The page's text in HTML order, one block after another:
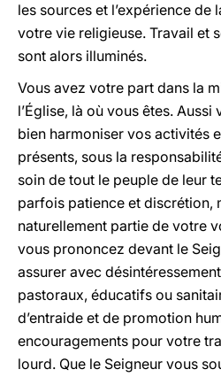
les sources et l’expérience de
votre vie religieuse. Travail et
sont alors illuminés.
Vous avez votre part dans la
l’Église, là où vous êtes.
bien harmoniser vos activités
présents, sous la
soin de tout le peuple de leur
parfois patience et discrétion,
naturellement partie de votre
vous prononcez devant le
assurer avec
pastoraux, éducatifs ou
d’entraide et de promotion
encouragements pour votre
lourd. Que le Seigneur vous